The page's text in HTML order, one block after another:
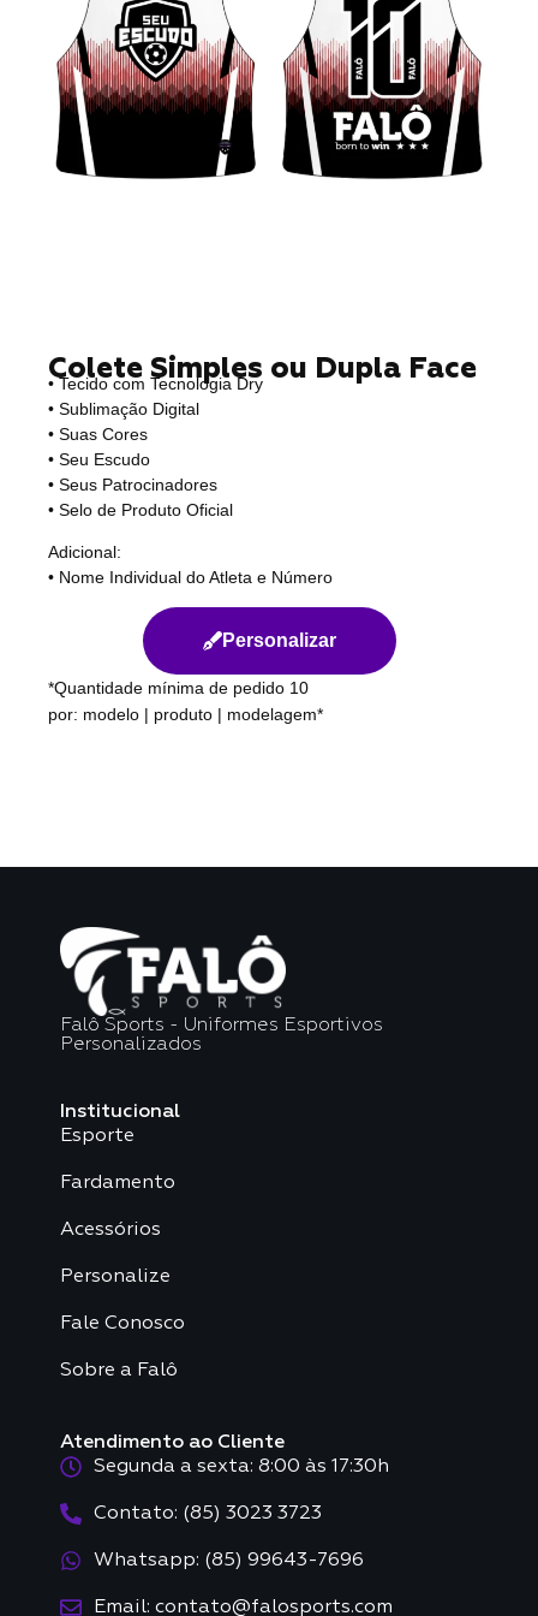
Colete Simples ou Dupla Face
• Tecido com Tecnologia Dry
• Sublimação Digital
• Suas Cores
• Seu Escudo
• Seus Patrocinadores
• Selo de Produto Oficial
Adicional:
• Nome Individual do Atleta e Número
Personalizar
*Quantidade mínima de pedido 10
por: modelo | produto | modelagem*
Falô Sports - Uniformes Esportivos
Personalizados
Institucional
Esporte
Fardamento
Acessórios
Personalize
Fale Conosco
Sobre a Falô
Atendimento ao Cliente
Segunda a sexta: 8:00 às 17:30h
Contato: (85) 3023 3723
Whatsapp: (85) 99643-7696
Email: contato@falosports.com